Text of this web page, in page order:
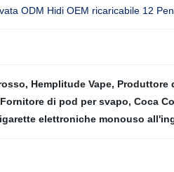
ODM Hidi OEM ricaricabile 12
, Hemplitude Vape, Produttore
Fornitore di pod per svapo, Coca
elettroniche monouso